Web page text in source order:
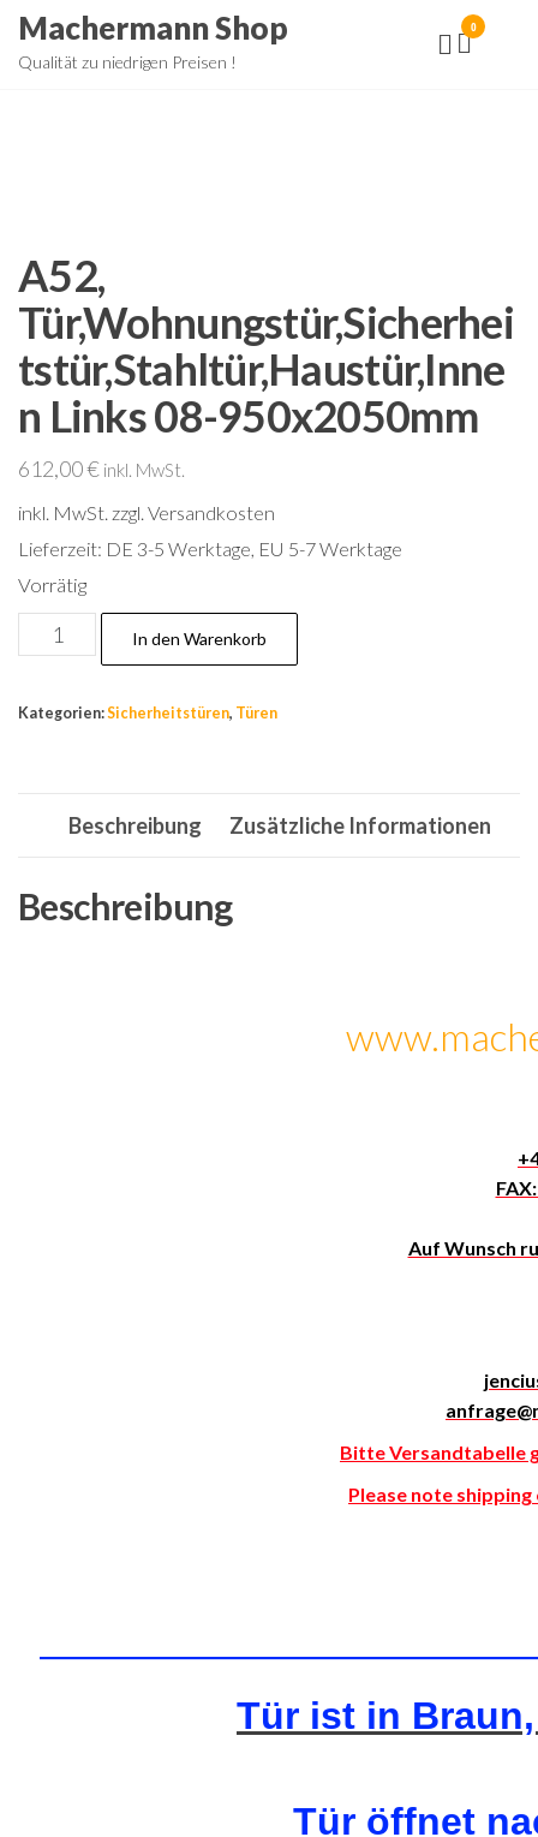
ZumMachermann Shop
Qualität zu niedrigen Preisen !
0
A52,
Tür,Wohnungstür,Sicherhei
tstür,Stahltür,Haustür,Inne
n Links 08-950x2050mm
612,00€ inkl. MwSt.
inkl. MwSt. zzgl. Versandkosten
Lieferzeit: DE 3-5 Werktage, EU 5-7 Werktage
Vorrätig
A52,
In den Warenkorb
Kategorien:Sicherheitstüren, Türen
Beschreibung Zusätzliche Informationen
Beschreibung
Auf Wunsch
Bitte Versandtabelle
Please note
Tür ist in
Tür öffnet